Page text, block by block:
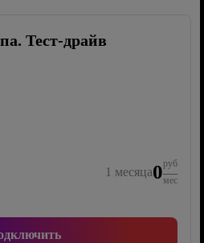
Тест-драйв
1 месяца0руб
мес